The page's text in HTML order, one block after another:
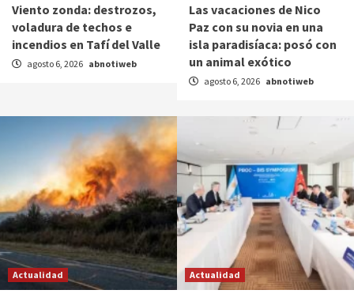
Viento zonda: destrozos,
voladura de techos e
incendios en Tafí del Valle
agosto 6, 2026 abnotiweb
Las vacaciones de Nico
Paz con su novia en una
isla paradisíaca: posó con
un animal exótico
agosto 6, 2026 abnotiweb
Actualidad Actualidad